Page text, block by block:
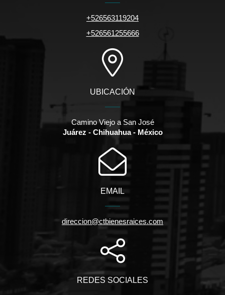
+526563119204
+526561255666
UBICACIÓN
Camino Viejo a San José
Juárez - Chihuahua - México
EMAIL
direccion@ctbienesraices.com
REDES SOCIALES